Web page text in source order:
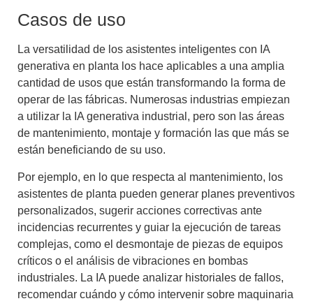
Casos de uso
La versatilidad de los asistentes inteligentes con IA
generativa en planta los hace aplicables a una amplia
cantidad de usos que están transformando la forma de
operar de las fábricas. Numerosas industrias empiezan
a utilizar la IA generativa industrial, pero son las áreas
de mantenimiento, montaje y formación las que más se
están beneficiando de su uso.
Por ejemplo, en lo que respecta al mantenimiento, los
asistentes de planta pueden generar planes preventivos
personalizados, sugerir acciones correctivas ante
incidencias recurrentes y guiar la ejecución de tareas
complejas, como el desmontaje de piezas de equipos
críticos o el análisis de vibraciones en bombas
industriales. La IA puede analizar historiales de fallos,
recomendar cuándo y cómo intervenir sobre maquinaria